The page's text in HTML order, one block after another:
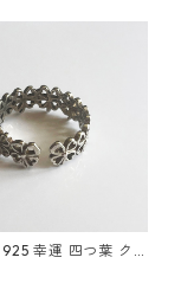
幸運 四つ葉 ク
ング フリーサイズ
り